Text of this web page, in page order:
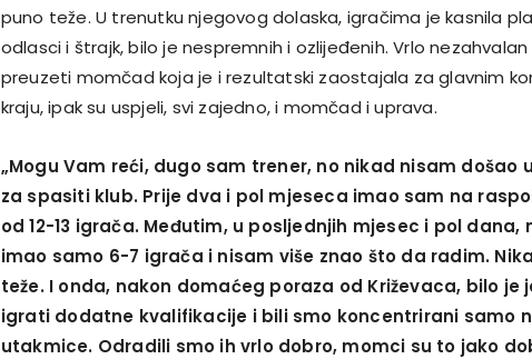
puno teže. U trenutku njegovog dolaska, igračima je kasnila
odlasci i štrajk, bilo je nespremnih i ozlijeđenih. Vrlo
preuzeti momčad koja je i rezultatski zaostajala za glavnim
kraju, ipak su uspjeli, svi zajedno, i momčad i uprava.
„Mogu Vam reći, dugo sam trener, no nikad nisam došao
za spasiti klub. Prije dva i pol mjeseca imao sam na
od 12-13 igrača. Međutim, u posljednjih mjesec i pol dana,
imao samo 6-7 igrača i nisam više znao što da radim.
teže. I onda, nakon domaćeg poraza od Križevaca, bilo je
igrati dodatne kvalifikacije i bili smo koncentrirani samo
utakmice. Odradili smo ih vrlo dobro, momci su to jako